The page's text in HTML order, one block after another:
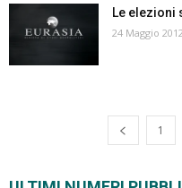
Le elezioni
24 Maggio 2012
1